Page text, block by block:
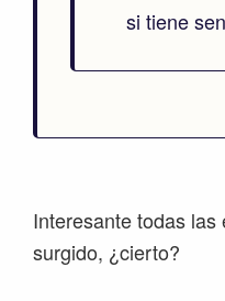
si tiene
Interesante todas
surgido, ¿cierto?